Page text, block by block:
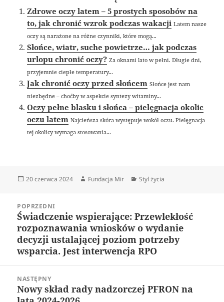
Zdrowe oczy latem – 5 prostych sposobów na
to, jak chronić wzrok podczas wakacji Latem nasze
oczy są narażone na różne czynniki, które mogą...
Słońce, wiatr, suche powietrze… jak podczas
urlopu chronić oczy? Za oknami lato w pełni. Długie dni,
przyjemnie ciepłe temperatury...
Jak chronić oczy przed słońcem Słońce jest nam
niezbędne – choćby w aspekcie syntezy witaminy...
Oczy pełne blasku i słońca – pielęgnacja okolic
oczu latem Najcieńsza skóra występuje wokół oczu. Pielęgnacja
tej okolicy wymaga stosowania...
Data
20 czerwca 2024 Autor
Fundacja Mir Kategorie
Styl życia
wpisuPOPRZEDNI
Poprzedni
wpis:
Świadczenie wspierające: Przewlekłość
rozpoznawania wniosków o wydanie
decyzji ustalającej poziom potrzeby
wsparcia. Jest interwencja RPO
NASTĘPNY
Następny
Nowy skład rady nadzorczej PFRON na